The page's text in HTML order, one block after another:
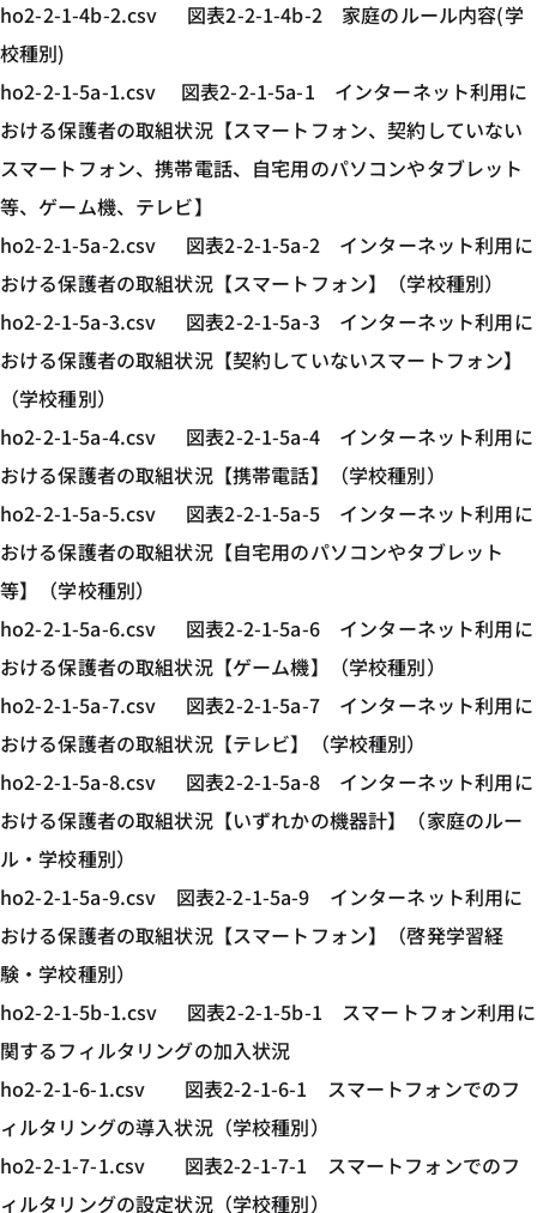
ho2-2-1-4b-2.csv 図表2-2-1-4b-2 家庭のルール内容(学
校種別)
ho2-2-1-5a-1.csv 図表2-2-1-5a-1 インターネット利用に
おける保護者の取組状況【スマートフォン、契約していない
スマートフォン、携帯電話、自宅用のパソコンやタブレット
等、ゲーム機、テレビ】
ho2-2-1-5a-2.csv 図表2-2-1-5a-2 インターネット利用に
おける保護者の取組状況【スマートフォン】（学校種別）
ho2-2-1-5a-3.csv 図表2-2-1-5a-3 インターネット利用に
おける保護者の取組状況【契約していないスマートフォン】
（学校種別）
ho2-2-1-5a-4.csv 図表2-2-1-5a-4 インターネット利用に
おける保護者の取組状況【携帯電話】（学校種別）
ho2-2-1-5a-5.csv 図表2-2-1-5a-5 インターネット利用に
おける保護者の取組状況【自宅用のパソコンやタブレット
等】（学校種別）
ho2-2-1-5a-6.csv 図表2-2-1-5a-6 インターネット利用に
おける保護者の取組状況【ゲーム機】（学校種別）
ho2-2-1-5a-7.csv 図表2-2-1-5a-7 インターネット利用に
おける保護者の取組状況【テレビ】（学校種別）
ho2-2-1-5a-8.csv 図表2-2-1-5a-8 インターネット利用に
おける保護者の取組状況【いずれかの機器計】（家庭のルー
ル・学校種別）
ho2-2-1-5a-9.csv 図表2-2-1-5a-9 インターネット利用に
おける保護者の取組状況【スマートフォン】（啓発学習経
験・学校種別）
ho2-2-1-5b-1.csv 図表2-2-1-5b-1 スマートフォン利用に
関するフィルタリングの加入状況
ho2-2-1-6-1.csv 図表2-2-1-6-1 スマートフォンでのフ
ィルタリングの導入状況（学校種別）
ho2-2-1-7-1.csv 図表2-2-1-7-1 スマートフォンでのフ
ィルタリングの設定状況（学校種別）